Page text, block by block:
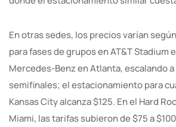
En otras sedes, los precios varían
para fases de grupos en AT&T Stadium
Mercedes-Benz en Atlanta, escalando a
semifinales; el estacionamiento para
Kansas City alcanza $125. En el Hard
Miami, las tarifas subieron de $75 a